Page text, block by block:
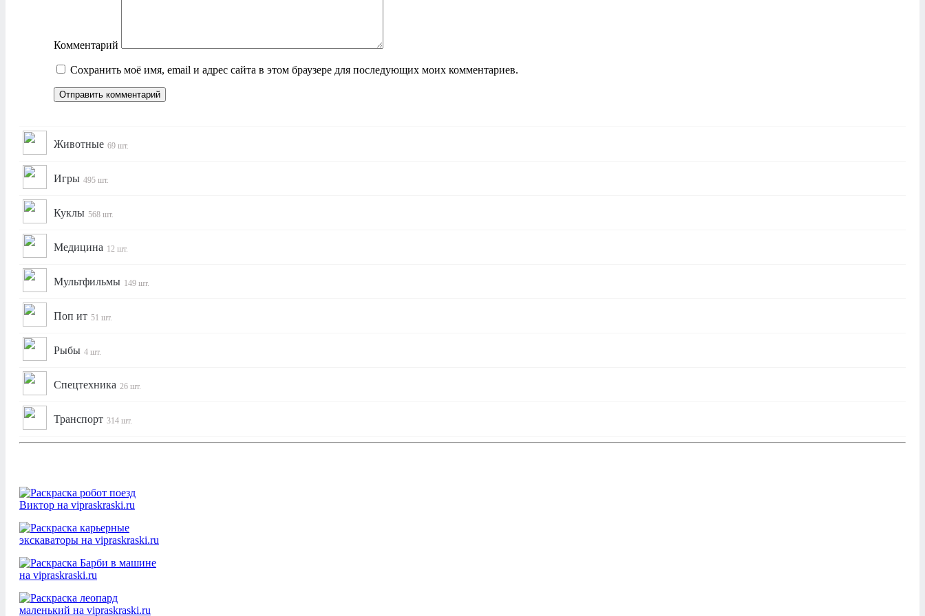
Комментарий
Сохранить моё имя, email и адрес сайта в этом браузере для последующих моих комментариев.
Животные 69 шт.
Игры 495 шт.
Куклы 568 шт.
Медицина 12 шт.
Мультфильмы 149 шт.
Поп ит 51 шт.
Рыбы 4 шт.
Спецтехника 26 шт.
Транспорт 314 шт.